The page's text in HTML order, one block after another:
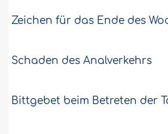
Zeichen für das Ende des
Schaden des Analverkehrs
Bittgebet beim Betreten der